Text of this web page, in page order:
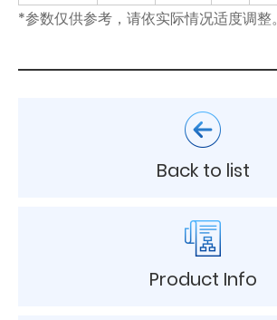
*参数仅供参考，请依实际情况适度调整。
Back to list
Product Info